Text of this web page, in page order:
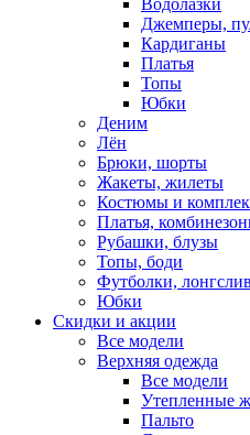
Водолазки
Джемперы,
Кардиганы
Платья
Топы
Юбки
Деним
Лён
Брюки, шорты
Жакеты, жилеты
Костюмы и
Платья,
Рубашки, блузы
Топы, боди
Футболки,
Юбки
Скидки и акции
Все модели
Верхняя одежда
Все модели
Утепленные
Пальто